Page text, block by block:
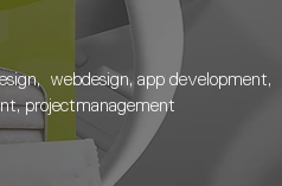
webdesign, app development,
projectmanagement